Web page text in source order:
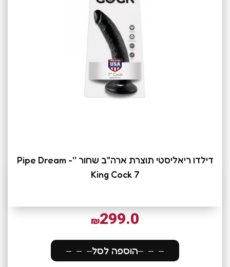
דילדו ריאליסטי תוצרת ארה"ב שחור ''Pipe Dream -
King Cock 7
₪299.0
הוספה לסל